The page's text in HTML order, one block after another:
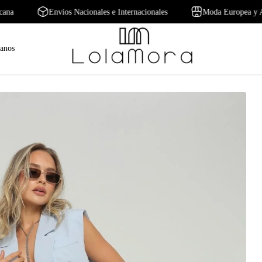
Envíos Nacionales e Internacionales Moda